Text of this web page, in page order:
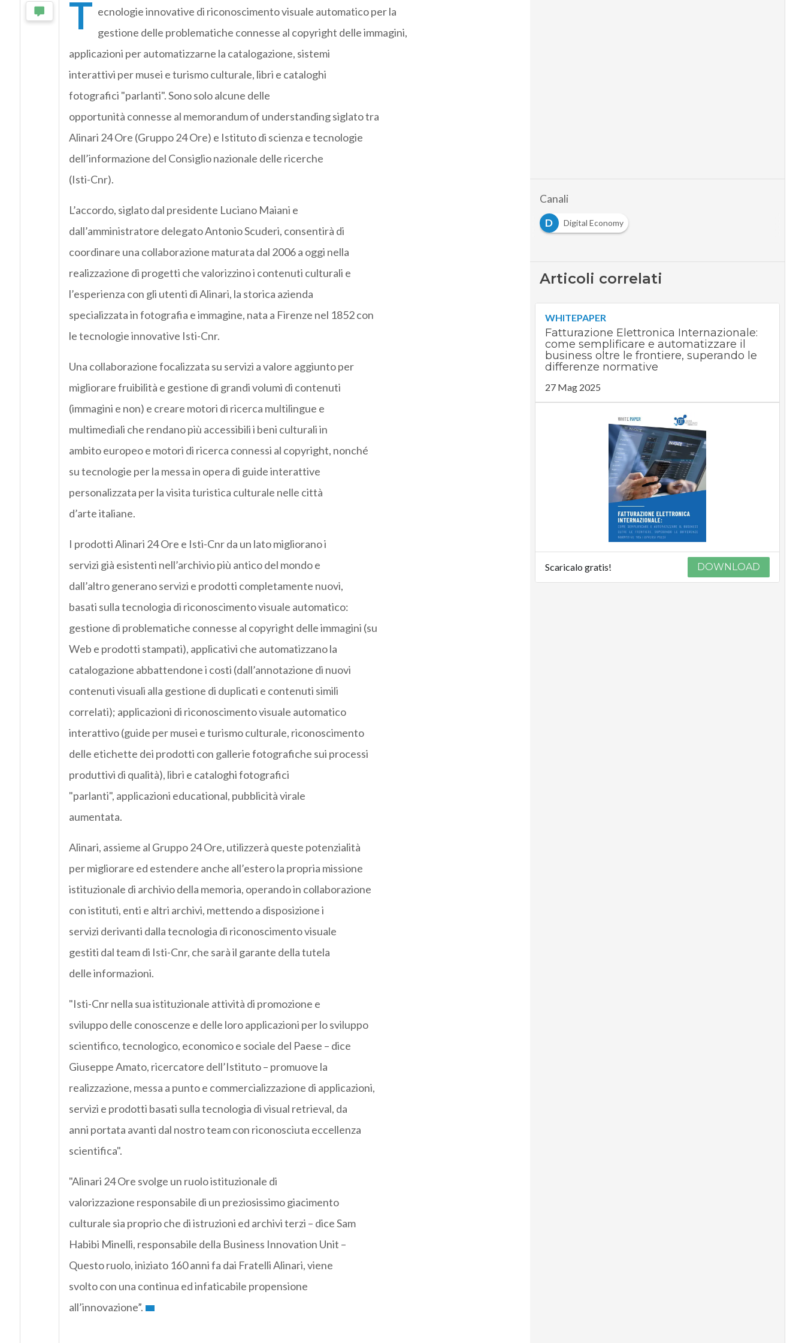
T ecnologie innovative di riconoscimento visuale automatico per la
gestione delle problematiche connesse al copyright delle immagini,
applicazioni per automatizzarne la catalogazione, sistemi
interattivi per musei e turismo culturale, libri e cataloghi
fotografici "parlanti". Sono solo alcune delle
opportunità connesse al memorandum of understanding siglato tra
Alinari 24 Ore (Gruppo 24 Ore) e Istituto di scienza e tecnologie
dell’informazione del Consiglio nazionale delle ricerche
(Isti-Cnr).
L’accordo, siglato dal presidente Luciano Maiani e
dall’amministratore delegato Antonio Scuderi, consentirà di
coordinare una collaborazione maturata dal 2006 a oggi nella
realizzazione di progetti che valorizzino i contenuti culturali e
l’esperienza con gli utenti di Alinari, la storica azienda
specializzata in fotografia e immagine, nata a Firenze nel 1852 con
le tecnologie innovative Isti-Cnr.
Una collaborazione focalizzata su servizi a valore aggiunto per
migliorare fruibilità e gestione di grandi volumi di contenuti
(immagini e non) e creare motori di ricerca multilingue e
multimediali che rendano più accessibili i beni culturali in
ambito europeo e motori di ricerca connessi al copyright, nonché
su tecnologie per la messa in opera di guide interattive
personalizzata per la visita turistica culturale nelle città
d’arte italiane.
I prodotti Alinari 24 Ore e Isti-Cnr da un lato migliorano i
servizi già esistenti nell’archivio più antico del mondo e
dall’altro generano servizi e prodotti completamente nuovi,
basati sulla tecnologia di riconoscimento visuale automatico:
gestione di problematiche connesse al copyright delle immagini (su
Web e prodotti stampati), applicativi che automatizzano la
catalogazione abbattendone i costi (dall’annotazione di nuovi
contenuti visuali alla gestione di duplicati e contenuti simili
correlati); applicazioni di riconoscimento visuale automatico
interattivo (guide per musei e turismo culturale, riconoscimento
delle etichette dei prodotti con gallerie fotografiche sui processi
produttivi di qualità), libri e cataloghi fotografici
"parlanti", applicazioni educational, pubblicità virale
aumentata.
Alinari, assieme al Gruppo 24 Ore, utilizzerà queste potenzialità
per migliorare ed estendere anche all’estero la propria missione
istituzionale di archivio della memoria, operando in collaborazione
con istituti, enti e altri archivi, mettendo a disposizione i
servizi derivanti dalla tecnologia di riconoscimento visuale
gestiti dal team di Isti-Cnr, che sarà il garante della tutela
delle informazioni.
"Isti-Cnr nella sua istituzionale attività di promozione e
sviluppo delle conoscenze e delle loro applicazioni per lo sviluppo
scientifico, tecnologico, economico e sociale del Paese – dice
Giuseppe Amato, ricercatore dell’Istituto – promuove la
realizzazione, messa a punto e commercializzazione di applicazioni,
servizi e prodotti basati sulla tecnologia di visual retrieval, da
anni portata avanti dal nostro team con riconosciuta eccellenza
scientifica".
"Alinari 24 Ore svolge un ruolo istituzionale di
valorizzazione responsabile di un preziosissimo giacimento
culturale sia proprio che di istruzioni ed archivi terzi – dice Sam
Habibi Minelli, responsabile della Business Innovation Unit –
Questo ruolo, iniziato 160 anni fa dai Fratelli Alinari, viene
svolto con una continua ed infaticabile propensione
all’innovazione”.
Canali
D
Digital Economy
Articoli correlati
WHITEPAPER
Fatturazione Elettronica Internazionale:
come semplificare e automatizzare il
business oltre le frontiere, superando le
differenze normative
27 Mag 2025
Scaricalo gratis! DOWNLOAD